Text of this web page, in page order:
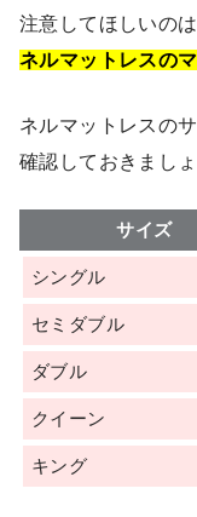
注意してほしいのは
ネルマットレスの
ネルマットレスの
確認しておきましょ
サイズ
シングル
セミダブル
ダブル
クイーン
キング